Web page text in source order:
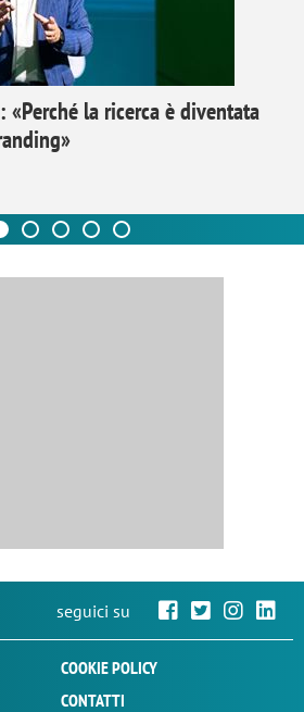
«Perché la ricerca è diventata
seguici su
COOKIE POLICY
CONTATTI